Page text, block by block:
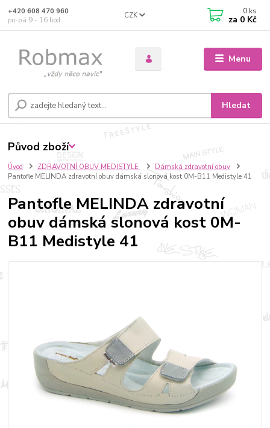
Menu
CZK
Hledat
+420 608 470 960
po-pá 9 - 16 hod.
0 ks
za 0 Kč
Úvod ZDRAVOTNÍ OBUV MEDISTYLE
Dámská zdravotní obuv
Pantofle MELINDA zdravotní obuv dámská slonová kost 0M-B11 Medistyle 41
Pantofle MELINDA zdravotní
obuv dámská slonová kost 0M-
B11 Medistyle 41
Původ zboží